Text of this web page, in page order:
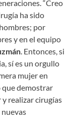
“Creo
ha sido
por
y en el equipo
. Entonces, si
sí es un orgullo
mujer en
que demostrar
realizar cirugías
nuevas